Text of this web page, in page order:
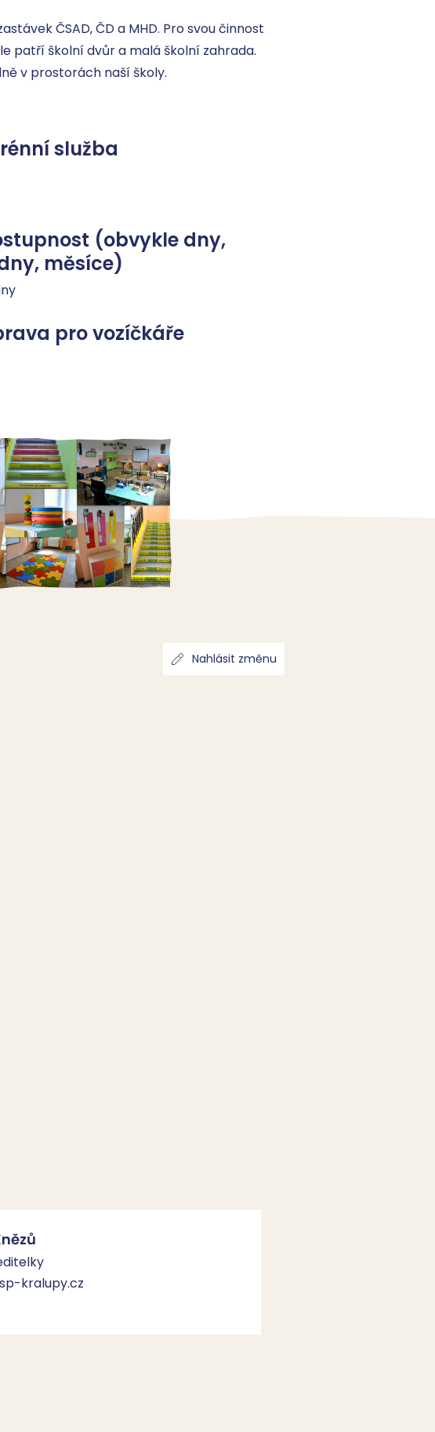
ČSAD, ČD a MHD. Pro svou činnost
patří školní dvůr a malá školní zahrada.
v prostorách naší školy.
služba
(obvykle dny,
měsíce)
pro vozíčkáře
Nahlásit změnu
kralupy.cz